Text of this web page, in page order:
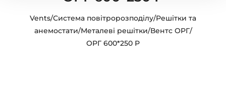
Vents/Система повітророзподілу/Решітки та
анемостати/Металеві решітки/Вентс ОРГ/
ОРГ 600*250 Р